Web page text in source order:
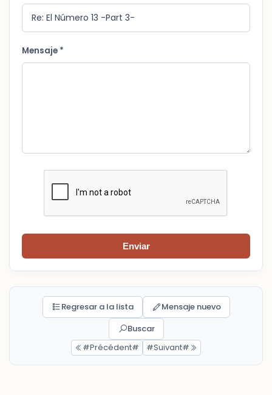
Mensaje *
Enviar
Regresar a la lista
Mensaje nuevo
Buscar
#Précédent#
#Suivant#